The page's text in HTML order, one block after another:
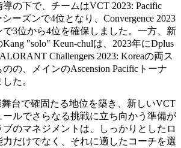
の下で、チームはVCT 2023: Pacific
ーズンで4位となり、Convergence 2023
3位から4位を確保しました。一方、新
"solo" Keun-chulは、2023年にDplus
Challengers 2023: Koreaの両ス
の、メインのAscension Pacificトーナ
た。
舞台で確固たる地位を築き、新しいVCT
ールでさらなる挑戦に立ち向かう準備が
のマネジメントは、しっかりとしたロ
力だけでなく、それに適したコーチを選